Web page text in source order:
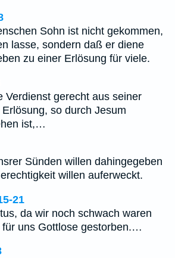
Sohn ist nicht gekommen,
lasse, sondern daß er diene
zu einer Erlösung für viele.
Verdienst gerecht aus seiner
so durch Jesum
ist,…
Sünden willen dahingegeben
willen auferweckt.
21
da wir noch schwach waren
für uns Gottlose gestorben.…